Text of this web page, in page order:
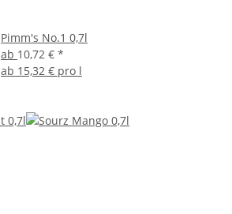
Pimm's No.1 0,7l
ab 10,72 € *
ab 15,32 € pro l